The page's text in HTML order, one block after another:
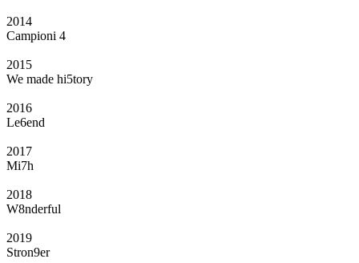
2014
Campioni 4
2015
We made hi5tory
2016
Le6end
2017
Mi7h
2018
W8nderful
2019
Stron9er